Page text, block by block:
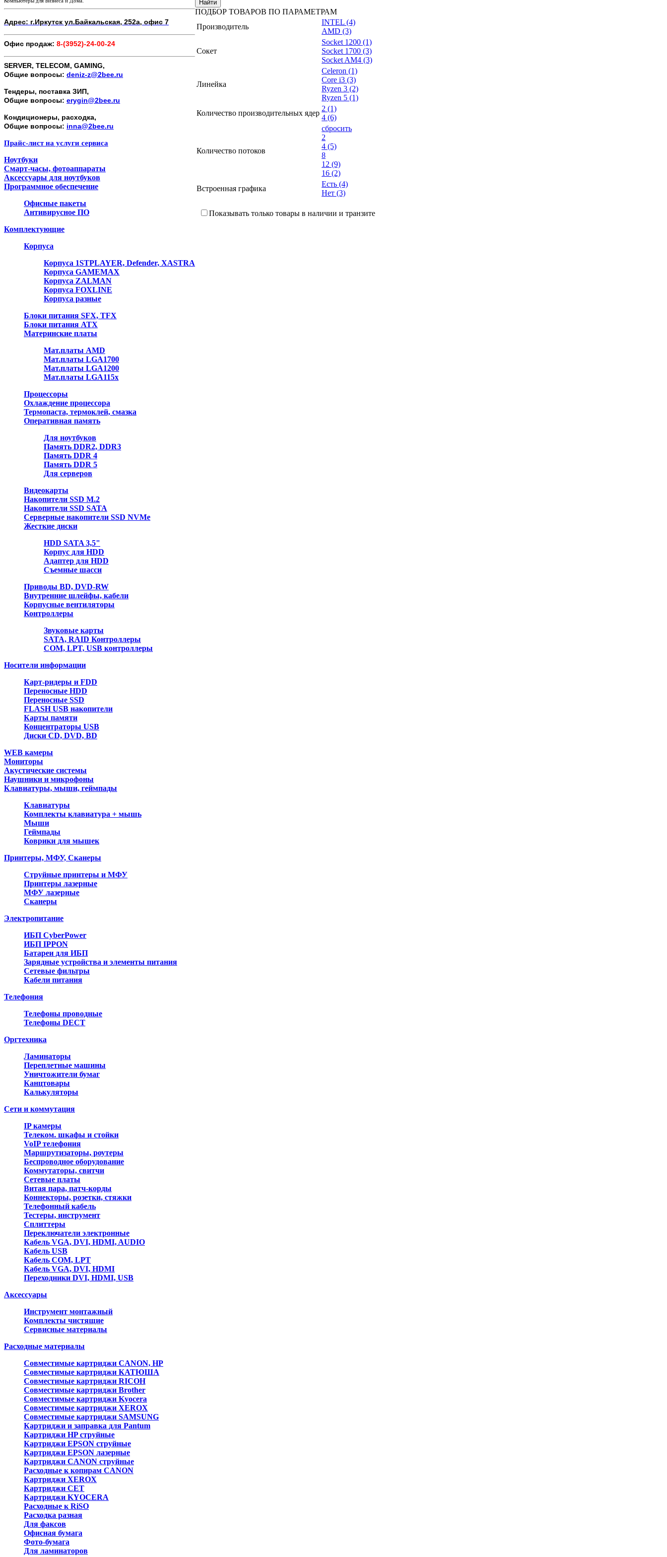
Адрес: г.Иркутск ул.Байкальская, 252а, офис 7
Офис продаж: 8-(3952)-24-00-24
SERVER, TELECOM, GAMING,
Общие вопросы: deniz-z@2bee.ru
Тендеры, поставка ЗИП,
Общие вопросы: erygin@2bee.ru
Кондиционеры, расходка,
Общие вопросы: inna@2bee.ru
Прайс-лист на услуги сервиса
Ноутбуки
Смарт-часы, фотоаппараты
Аксессуары для ноутбуков
Программное обеспечение
Офисные пакеты
Антивирусное ПО
Комплектующие
Корпуса
Корпуса 1STPLAYER, Defender, XASTRA
Корпуса GAMEMAX
Корпуса ZALMAN
Корпуса FOXLINE
Корпуса разные
Блоки питания SFX, TFX
Блоки питания ATX
Материнские платы
Мат.платы AMD
Мат.платы LGA1700
Мат.платы LGA1200
Мат.платы LGA115x
Процессоры
Охлаждение процессора
Термопаста, термоклей, смазка
Оперативная память
Для ноутбуков
Память DDR2, DDR3
Память DDR 4
Память DDR 5
Для серверов
Видеокарты
Накопители SSD M.2
Накопители SSD SATA
Серверные накопители SSD NVMe
Жесткие диски
HDD SATA 3,5"
Корпус для HDD
Адаптер для HDD
Съемные шасси
Приводы BD, DVD-RW
Внутренние шлейфы, кабели
Корпусные вентиляторы
Контроллеры
Звуковые карты
SATA, RAID Контроллеры
COM, LPT, USB контроллеры
Носители информации
Карт-ридеры и FDD
Переносные HDD
Переносные SSD
FLASH USB накопители
Карты памяти
Концентраторы USB
Диски CD, DVD, BD
WEB камеры
Мониторы
Акустические системы
Наушники и микрофоны
Клавиатуры, мыши, геймпады
Клавиатуры
Комплекты клавиатура + мышь
Мыши
Геймпады
Коврики для мышек
Принтеры, МФУ, Сканеры
Струйные принтеры и МФУ
Принтеры лазерные
МФУ лазерные
Сканеры
Электропитание
ИБП CyberPower
ИБП IPPON
Батареи для ИБП
Зарядные устройства и элементы питания
Сетевые фильтры
Кабели питания
Телефония
Телефоны проводные
Телефоны DECT
Оргтехника
Ламинаторы
Переплетные машины
Уничтожители бумаг
Канцтовары
Калькуляторы
Сети и коммутация
IP камеры
Телеком. шкафы и стойки
VoIP телефония
Маршрутизаторы, роутеры
Беспроводное оборудование
Коммутаторы, свитчи
Сетевые платы
Витая пара, патч-корды
Коннекторы, розетки, стяжки
Телефонный кабель
Тестеры, инструмент
Сплиттеры
Переключатели электронные
Кабель VGA, DVI, HDMI, AUDIO
Кабель USB
Кабель COM, LPT
Кабель VGA, DVI, HDMI
Переходники DVI, HDMI, USB
Аксессуары
Инструмент монтажный
Комплекты чистящие
Сервисные материалы
Расходные материалы
Совместимые картриджи CANON, HP
Совместимые картриджи КАТЮША
Совместимые картриджи RICOH
Совместимые картриджи Brother
Совместимые картриджи Kyocera
Совместимые картриджи XEROX
Совместимые картриджи SAMSUNG
Картриджи и заправка для Pantum
Картриджи HP струйные
Картриджи EPSON струйные
Картриджи EPSON лазерные
Картриджи CANON струйные
Расходные к копирам CANON
Картриджи XEROX
Картриджи CET
Картриджи KYOCERA
Расходные к RiSO
Расходка разная
Для факсов
Офисная бумага
Фото-бумага
Для ламинаторов
Найти
ПОДБОР ТОВАРОВ ПО ПАРАМЕТРАМ
Производитель
INTEL (4)
AMD (3)
Сокет
Socket 1200 (1)
Socket 1700 (3)
Socket AM4 (3)
Линейка
Celeron (1)
Core i3 (3)
Ryzen 3 (2)
Ryzen 5 (1)
Количество производительных ядер
2 (1)
4 (6)
Количество потоков
сбросить
2
4 (5)
8
12 (9)
16 (2)
Встроенная графика
Есть (4)
Нет (3)
Показывать только товары в наличии и транзите